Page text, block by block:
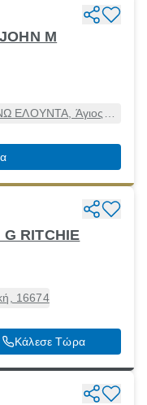
M
ΕΛΟΥΝΤΑ, Άγιος
72053
RITCHIE
16674
Κάλεσε Τώρα